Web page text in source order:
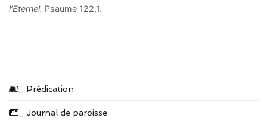
l’Eternel. Psaume 122,1.
_ Prédication
_ Journal de paroisse